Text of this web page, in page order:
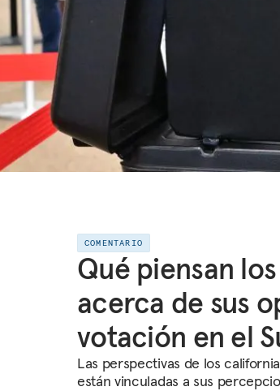
COMENTARIO
Qué piensan
acerca de sus
votación en el
Las perspectivas de los
están vinculadas a sus